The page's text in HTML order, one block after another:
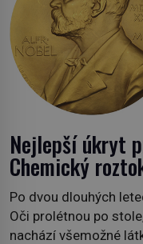
Nejlepší úkryt
Chemický
Po dvou dlouhých
Oči prolétnou po
nachází všemožné